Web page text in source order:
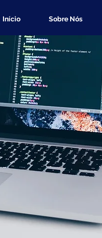
Início Sobre Nós